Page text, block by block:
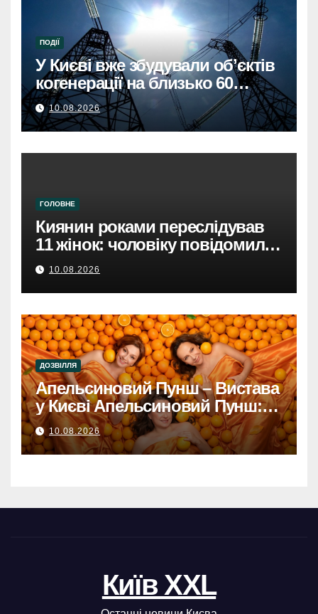
ПОДІЇ
У Києві вже збудували обʼєктів
когенерації на близько 60
МВтКиїв: 60 МВт когенерації
вже працюють.
Енергоефективність столиці
зростає.
10.08.2026
ГОЛОВНЕ
Киянин роками переслідував
11 жінок: чоловіку повідомили
про підозру.
10.08.2026
ДОЗВІЛЛЯ
Апельсиновий Пунш – Вистава
у Києві Апельсиновий Пунш:
Яскрава Вистава у Серці Києва.
незабутнє дійство!
10.08.2026
Київ XXL